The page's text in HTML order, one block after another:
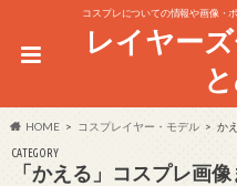
コスプレについての情報や画像・
レイヤー
HOME コスプレイヤー・モデル か
CATEGORY
「かえる」コスプレ画